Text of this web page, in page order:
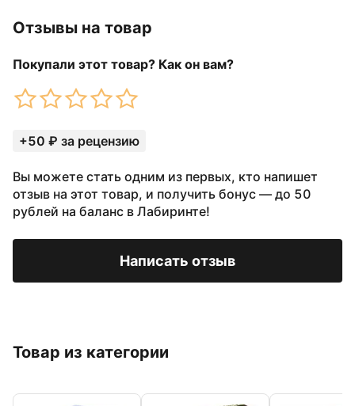
Отзывы на товар
Покупали этот товар? Как он вам?
+50 ₽ за рецензию
Вы можете стать одним из первых, кто напишет
отзыв на этот товар, и получить бонус — до 50
рублей на баланс в Лабиринте!
Написать отзыв
Товар из категории